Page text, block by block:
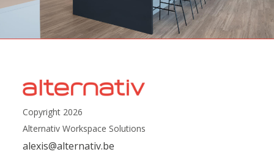
Copyright 2026
Alternativ Workspace Solutions
alexis@alternativ.be